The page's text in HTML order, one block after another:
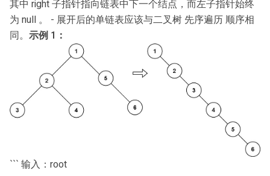
其中 right 子指针指向链表中下一个结点，而左子指针始终
为 null 。 - 展开后的单链表应该与二叉树 先序遍历 顺序相
同。 示例 1：
``` 输入：root